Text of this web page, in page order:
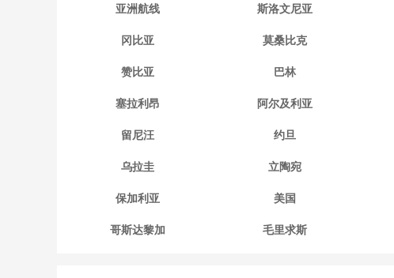
亚洲航线 斯洛文尼亚
冈比亚 莫桑比克
赞比亚 巴林
塞拉利昂 阿尔及利亚
留尼汪 约旦
乌拉圭 立陶宛
保加利亚 美国
哥斯达黎加 毛里求斯